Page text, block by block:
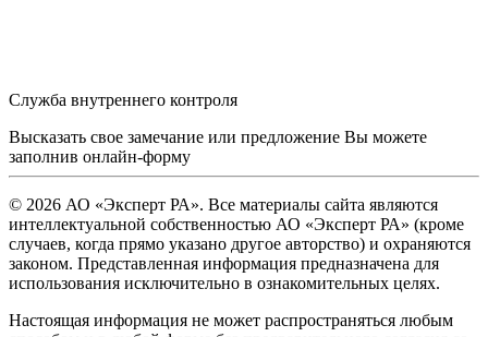
Служба внутреннего контроля
Высказать свое замечание или предложение Вы можете
заполнив онлайн-форму
© 2026 АО «Эксперт РА». Все материалы сайта являются
интеллектуальной собственностью АО «Эксперт РА» (кроме
случаев, когда прямо указано другое авторство) и охраняются
законом. Представленная информация предназначена для
использования исключительно в ознакомительных целях.
Настоящая информация не может распространяться любым